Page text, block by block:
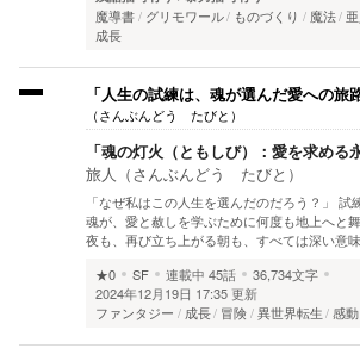
魔導書 グリモワール ものづくり 魔法
成長
「人生の試練は、魂が選んだ愛への旅
（さんぶんどう たびと）
「魂の灯火（ともしび）：愛を求める
旅人（さんぶんどう たびと）
「なぜ私はこの人生を選んだのだろう？」
魂が、愛と赦しを学ぶために何度も地上へと
夜も、再び立ち上がる朝も、すべては深い意
★0
SF 連載中 45話
36,734文字
2024年12月19日 17:35 更新
ファンタジー
成長 冒険 異世界転生 感動